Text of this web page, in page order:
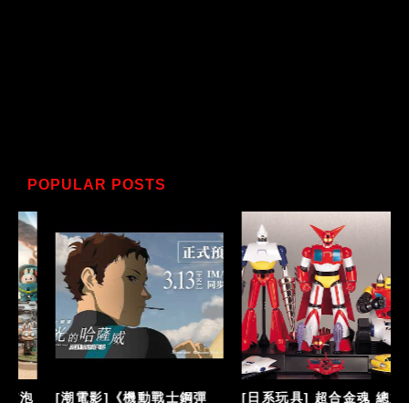
POPULAR POSTS
[潮電影]《機動戰士鋼彈
[日系玩具] 超合金魂 總力